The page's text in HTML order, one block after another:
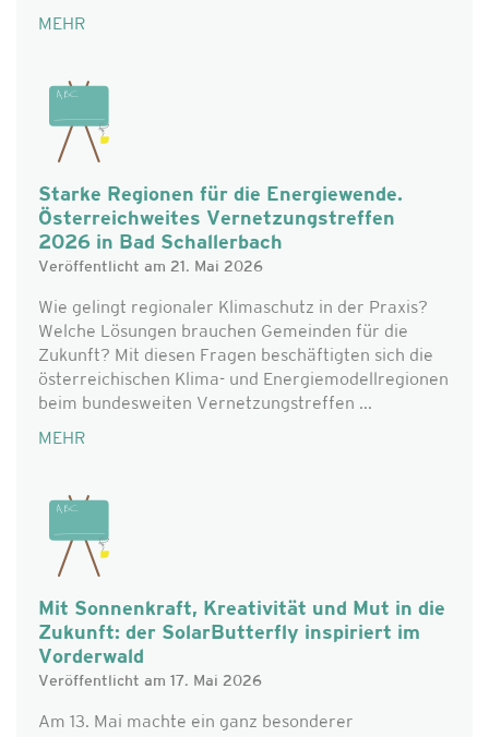
MEHR
Starke Regionen für die Energiewende.
Österreichweites Vernetzungstreffen
2026 in Bad Schallerbach
Veröffentlicht am 21. Mai 2026
Wie gelingt regionaler Klimaschutz in der Praxis?
Welche Lösungen brauchen Gemeinden für die
Zukunft? Mit diesen Fragen beschäftigten sich die
österreichischen Klima- und Energiemodellregionen
beim bundesweiten Vernetzungstreffen ...
MEHR
Mit Sonnenkraft, Kreativität und Mut in die
Zukunft: der SolarButterfly inspiriert im
Vorderwald
Veröffentlicht am 17. Mai 2026
Am 13. Mai machte ein ganz besonderer